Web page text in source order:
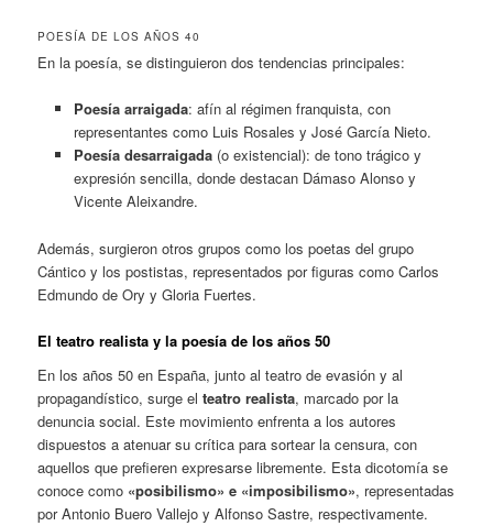
POESÍA DE LOS AÑOS 40
En la poesía, se distinguieron dos tendencias principales:
Poesía arraigada: afín al régimen franquista, con
representantes como Luis Rosales y José García Nieto.
Poesía desarraigada(o existencial): de tono trágico y
expresión sencilla, donde destacan Dámaso Alonso y
Vicente Aleixandre.
Además, surgieron otros grupos como los poetas del grupo
Cántico y los postistas, representados por figuras como Carlos
Edmundo de Ory y Gloria Fuertes.
El teatro realista y la poesía de los años 50
En los años 50 en España, junto al teatro de evasión y al
propagandístico, surge elteatro realista, marcado por la
denuncia social. Este movimiento enfrenta a los autores
dispuestos a atenuar su crítica para sortear la censura, con
aquellos que prefieren expresarse libremente. Esta dicotomía se
conoce como «posibilismo» e «imposibilismo», representadas
por Antonio Buero Vallejo y Alfonso Sastre, respectivamente.